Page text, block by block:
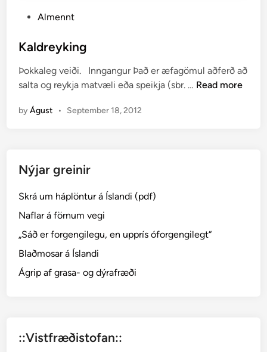
s
e
d
n
Almennt
Kaldreyking
Þokkaleg veiði. Inngangur Það er æfagömul aðferð að
salta og reykja matvæli eða speikja (sbr. … K
Read more
byÁgust • September 18, 2012
Nýjar greinir
Skrá um háplöntur á Íslandi (pdf)
Naflar á förnum vegi
„Sáð er forgengilegu, en upprís óforgengilegt“
Blaðmosar á Íslandi
Ágrip af grasa- og dýrafræði
::Vistfræðistofan::